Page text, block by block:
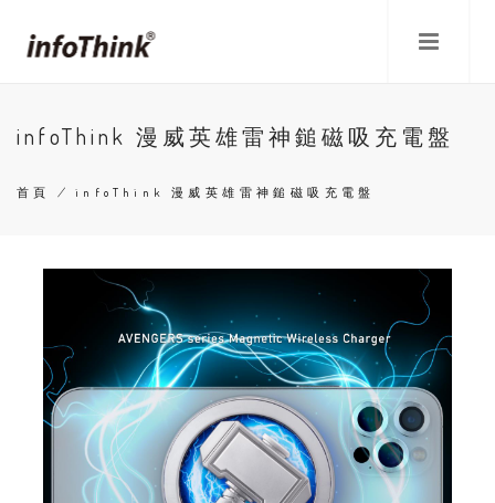
infoThink 漫威英雄雷神鎚磁吸充電盤
航
結
首頁 /infoThink 漫威英雄雷神鎚磁吸充電盤